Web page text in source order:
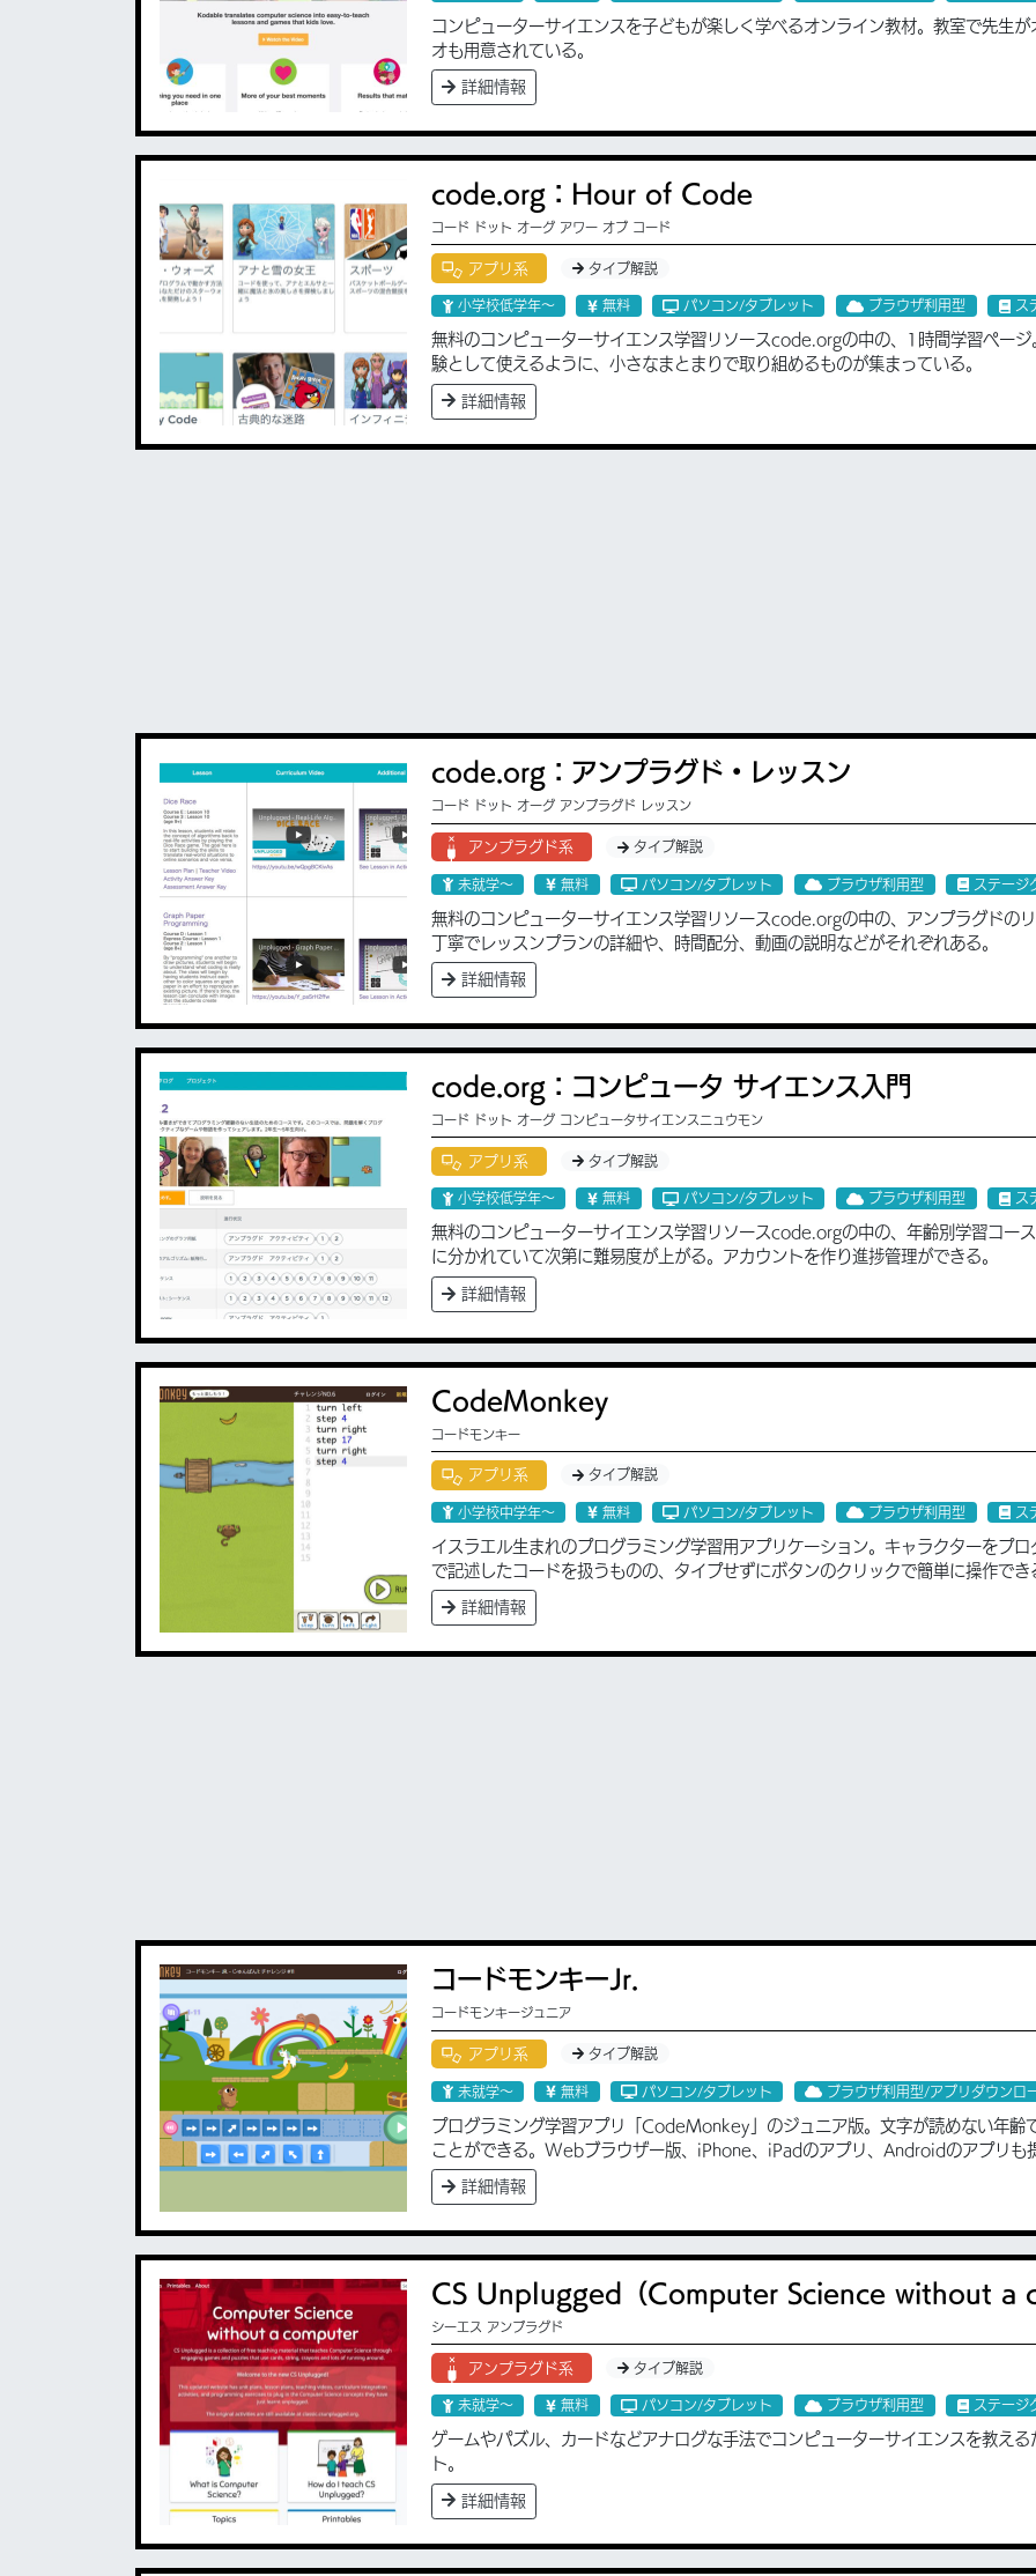
コンピューターサイエンスを子どもが楽しく学べるオンライン教材。教室で先生
オも用意されている。
詳細情報
code.org：Hour of Code
コード ドット オーグ アワー オブ コード
アプリ系 タイプ解説
小学校低学年〜 無料 パソコン/タブレット ブラウザ利用型 ス
無料のコンピューターサイエンス学習リソースcode.orgの中の、1時間学習ペー
験として使えるように、小さなまとまりで取り組めるものが集まっている。
詳細情報
code.org：アンプラグド・レッスン
コード ドット オーグ アンプラグド レッスン
アンプラグド系 タイプ解説
未就学〜 無料 パソコン/タブレット ブラウザ利用型 ステージ
無料のコンピューターサイエンス学習リソースcode.orgの中の、アンプラグドの
丁寧でレッスンプランの詳細や、時間配分、動画の説明などがそれぞれある。
詳細情報
code.org：コンピュータ サイエンス入門
コード ドット オーグ コンピュータサイエンスニュウモン
アプリ系 タイプ解説
小学校低学年〜 無料 パソコン/タブレット ブラウザ利用型 ス
無料のコンピューターサイエンス学習リソースcode.orgの中の、年齢別学習コー
に分かれていて次第に難易度が上がる。アカウントを作り進捗管理ができる。
詳細情報
CodeMonkey
コードモンキー
アプリ系 タイプ解説
小学校中学年〜 無料 パソコン/タブレット ブラウザ利用型 ス
イスラエル生まれのプログラミング学習用アプリケーション。キャラクターをプ
で記述したコードを扱うものの、タイプせずにボタンのクリックで簡単に操作でき
詳細情報
コードモンキーJr.
コードモンキージュニア
アプリ系 タイプ解説
未就学〜 無料 パソコン/タブレット ブラウザ利用型/アプリダウンロ
プログラミング学習アプリ「CodeMonkey」のジュニア版。文字が読めない年齢
ことができる。Webブラウザー版、iPhone、iPadのアプリ、Androidのアプリも
詳細情報
CS Unplugged（Computer Science without a
シーエス アンプラグド
アンプラグド系 タイプ解説
未就学〜 無料 パソコン/タブレット ブラウザ利用型 ステージ
ゲームやパズル、カードなどアナログな手法でコンピューターサイエンスを教え
ト。
詳細情報